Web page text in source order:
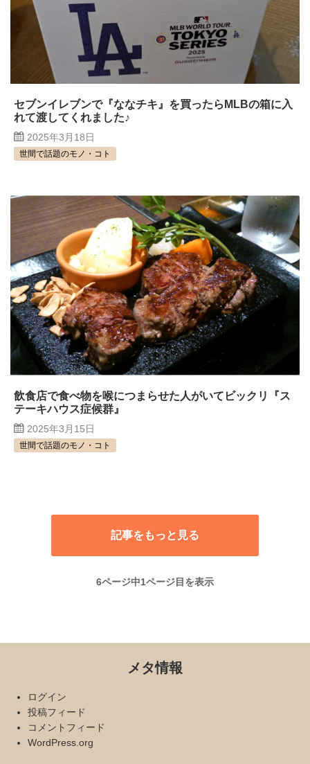
セブンイレブンで『ななチキ』を買ったらMLBの箱に入
れて渡してくれました♪
2025年3月18日
世間で話題のモノ・コト
飲食店で食べ物を喉につまらせた人がいてビックリ『ス
テーキハウス症候群』
2025年3月15日
世間で話題のモノ・コト
記事をもっと見る
6ページ中1ページ目を表示
メタ情報
ログイン
投稿フィード
コメントフィード
WordPress.org